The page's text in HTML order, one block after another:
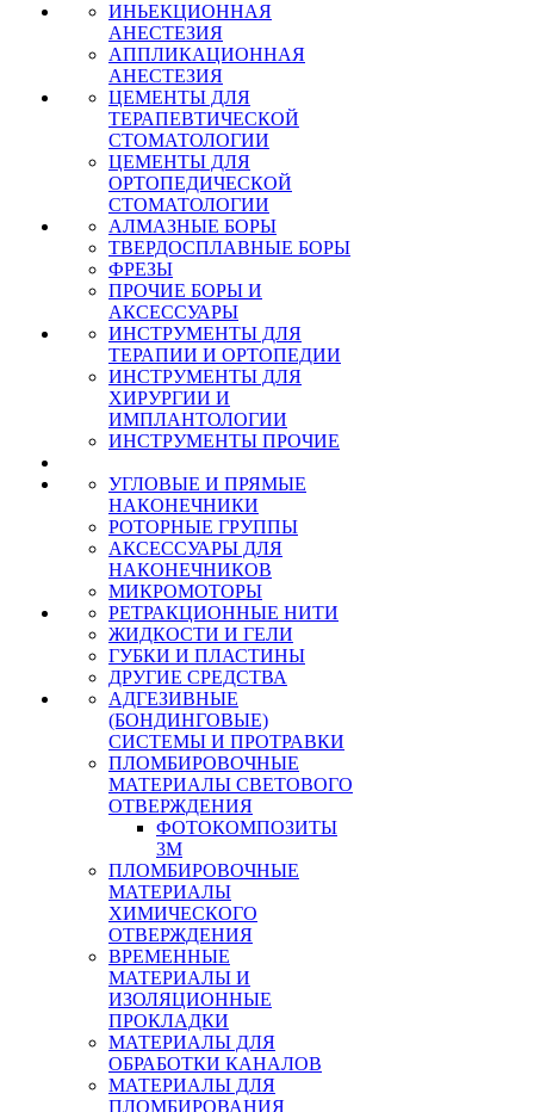
ИНЬЕКЦИОННАЯ
АНЕСТЕЗИЯ
АППЛИКАЦИОННАЯ
АНЕСТЕЗИЯ
ЦЕМЕНТЫ ДЛЯ
ТЕРАПЕВТИЧЕСКОЙ
СТОМАТОЛОГИИ
ЦЕМЕНТЫ ДЛЯ
ОРТОПЕДИЧЕСКОЙ
СТОМАТОЛОГИИ
АЛМАЗНЫЕ БОРЫ
ТВЕРДОСПЛАВНЫЕ БОРЫ
ФРЕЗЫ
ПРОЧИЕ БОРЫ И
АКСЕССУАРЫ
ИНСТРУМЕНТЫ ДЛЯ
ТЕРАПИИ И ОРТОПЕДИИ
ИНСТРУМЕНТЫ ДЛЯ
ХИРУРГИИ И
ИМПЛАНТОЛОГИИ
ИНСТРУМЕНТЫ ПРОЧИЕ
УГЛОВЫЕ И ПРЯМЫЕ
НАКОНЕЧНИКИ
РОТОРНЫЕ ГРУППЫ
АКСЕССУАРЫ ДЛЯ
НАКОНЕЧНИКОВ
МИКРОМОТОРЫ
РЕТРАКЦИОННЫЕ НИТИ
ЖИДКОСТИ И ГЕЛИ
ГУБКИ И ПЛАСТИНЫ
ДРУГИЕ СРЕДСТВА
АДГЕЗИВНЫЕ
(БОНДИНГОВЫЕ)
СИСТЕМЫ И ПРОТРАВКИ
ПЛОМБИРОВОЧНЫЕ
МАТЕРИАЛЫ СВЕТОВОГО
ОТВЕРЖДЕНИЯ
ФОТОКОМПОЗИТЫ
3М
ПЛОМБИРОВОЧНЫЕ
МАТЕРИАЛЫ
ХИМИЧЕСКОГО
ОТВЕРЖДЕНИЯ
ВРЕМЕННЫЕ
МАТЕРИАЛЫ И
ИЗОЛЯЦИОННЫЕ
ПРОКЛАДКИ
МАТЕРИАЛЫ ДЛЯ
ОБРАБОТКИ КАНАЛОВ
МАТЕРИАЛЫ ДЛЯ
ПЛОМБИРОВАНИЯ